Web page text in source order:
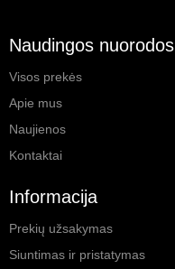
Naudingos nuorodos
Visos prekės
Apie mus
Naujienos
Kontaktai
Informacija
Prekių užsakymas
Siuntimas ir pristatymas